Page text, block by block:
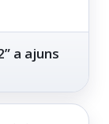
a ajuns